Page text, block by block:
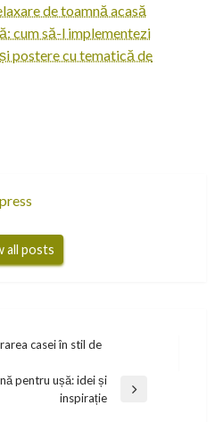
de toamnă acasă
cum să-l implementezi
postere cu tematică de
press
all posts
casei în stil de
pentru ușă: idei și
inspirație